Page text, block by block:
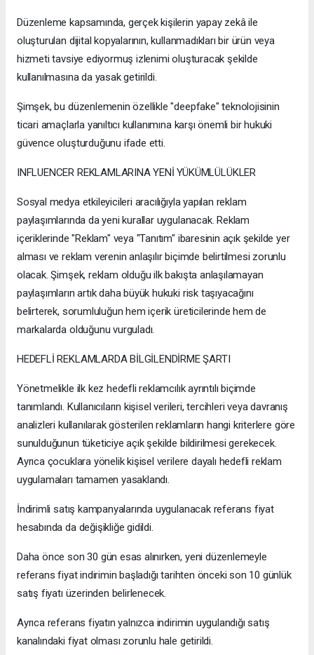
Düzenleme kapsamında, gerçek kişilerin yapay zekâ ile
oluşturulan dijital kopyalarının, kullanmadıkları bir ürün veya
hizmeti tavsiye ediyormuş izlenimi oluşturacak şekilde
kullanılmasına da yasak getirildi.
Şimşek, bu düzenlemenin özellikle "deepfake" teknolojisinin
ticari amaçlarla yanıltıcı kullanımına karşı önemli bir hukuki
güvence oluşturduğunu ifade etti.
INFLUENCER REKLAMLARINA YENİ YÜKÜMLÜLÜKLER
Sosyal medya etkileyicileri aracılığıyla yapılan reklam
paylaşımlarında da yeni kurallar uygulanacak. Reklam
içeriklerinde "Reklam" veya "Tanıtım" ibaresinin açık şekilde yer
alması ve reklam verenin anlaşılır biçimde belirtilmesi zorunlu
olacak. Şimşek, reklam olduğu ilk bakışta anlaşılamayan
paylaşımların artık daha büyük hukuki risk taşıyacağını
belirterek, sorumluluğun hem içerik üreticilerinde hem de
markalarda olduğunu vurguladı.
HEDEFLİ REKLAMLARDA BİLGİLENDİRME ŞARTI
Yönetmelikle ilk kez hedefli reklamcılık ayrıntılı biçimde
tanımlandı. Kullanıcıların kişisel verileri, tercihleri veya davranış
analizleri kullanılarak gösterilen reklamların hangi kriterlere göre
sunulduğunun tüketiciye açık şekilde bildirilmesi gerekecek.
Ayrıca çocuklara yönelik kişisel verilere dayalı hedefli reklam
uygulamaları tamamen yasaklandı.
İndirimli satış kampanyalarında uygulanacak referans fiyat
hesabında da değişikliğe gidildi.
Daha önce son 30 gün esas alınırken, yeni düzenlemeyle
referans fiyat indirimin başladığı tarihten önceki son 10 günlük
satış fiyatı üzerinden belirlenecek.
Ayrıca referans fiyatın yalnızca indirimin uygulandığı satış
kanalındaki fiyat olması zorunlu hale getirildi.